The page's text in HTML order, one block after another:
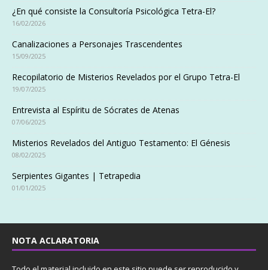
¿En qué consiste la Consultoría Psicológica Tetra-El?
16/02/2026
Canalizaciones a Personajes Trascendentes
15/09/2025
Recopilatorio de Misterios Revelados por el Grupo Tetra-El
19/07/2025
Entrevista al Espíritu de Sócrates de Atenas
07/06/2025
Misterios Revelados del Antiguo Testamento: El Génesis
08/02/2025
Serpientes Gigantes | Tetrapedia
01/01/2025
NOTA ACLARATORIA